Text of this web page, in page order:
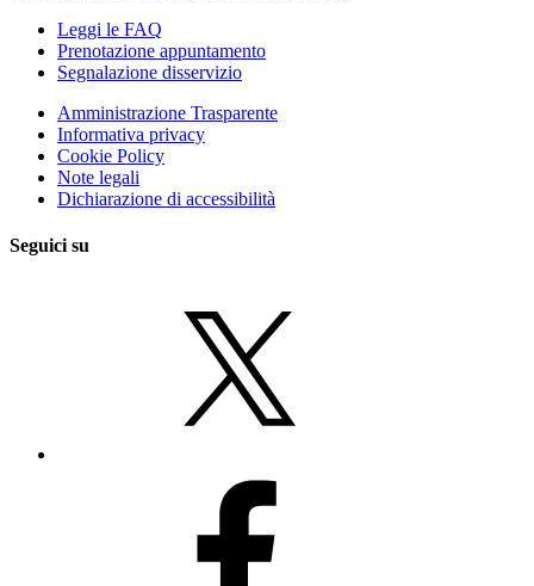
Leggi le FAQ
Prenotazione appuntamento
Segnalazione disservizio
Amministrazione Trasparente
Informativa privacy
Cookie Policy
Note legali
Dichiarazione di accessibilità
Seguici su